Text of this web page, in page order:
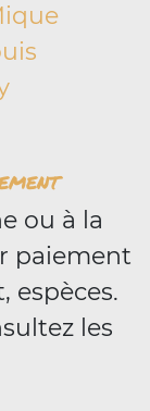
ou à la
paiement
espèces.
les